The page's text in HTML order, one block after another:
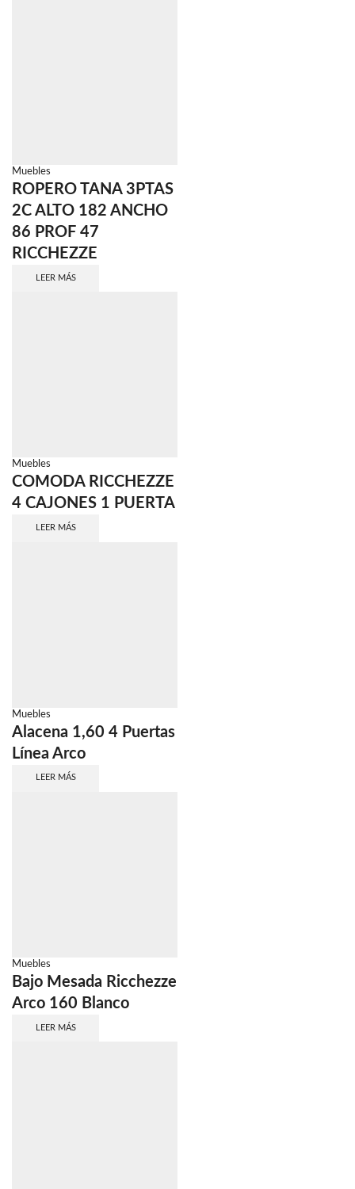
Muebles
ROPERO TANA 3PTAS
2C ALTO 182 ANCHO
86 PROF 47
RICCHEZZE
LEER MÁS
Muebles
COMODA RICCHEZZE
4 CAJONES 1 PUERTA
LEER MÁS
Muebles
Alacena 1,60 4 Puertas
Línea Arco
LEER MÁS
Muebles
Bajo Mesada Ricchezze
Arco 160 Blanco
LEER MÁS